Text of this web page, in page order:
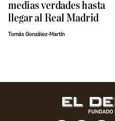
medias verdades hasta
llegar al Real Madrid
Tomás González-Martín